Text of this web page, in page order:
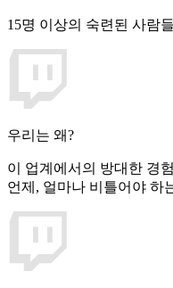
15명 이상의 숙련된 사람
우리는 왜?
이 업계에서의 방대한 경
언제, 얼마나 비틀어야 하